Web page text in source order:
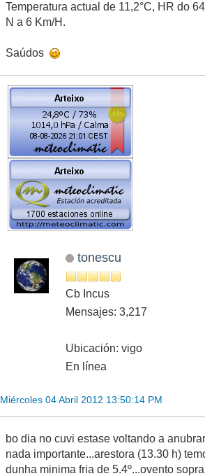
Temperatura actual de 11,2°C, HR do
N a 6 Km/H.
Saúdos
tonescu
Cb Incus
Mensajes: 3,217
Ubicación: vigo
En línea
Miércoles 04 Abril 2012 13:50:14 PM
bo dia no cuvi estase voltando a
nada importante...arestora (13.30 h)
dunha minima fria de 5.4º...ovento